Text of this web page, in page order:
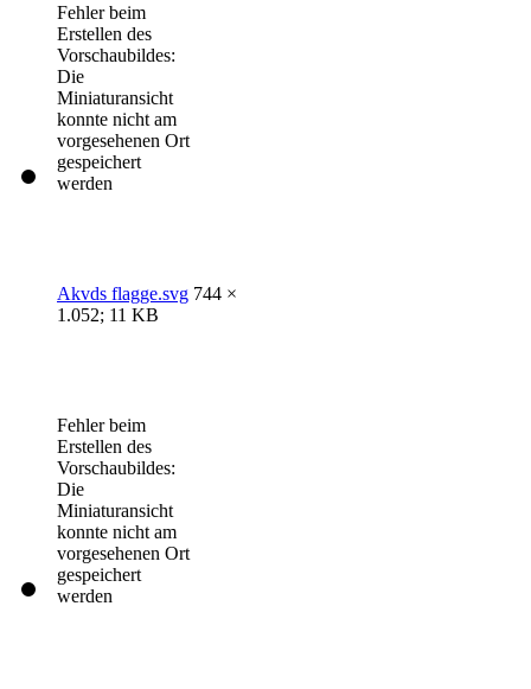
Fehler beim
Erstellen des
Vorschaubildes:
Die
Miniaturansicht
konnte nicht am
vorgesehenen Ort
gespeichert
werden
Akvds flagge.svg 744 ×
1.052; 11 KB
Fehler beim
Erstellen des
Vorschaubildes:
Die
Miniaturansicht
konnte nicht am
vorgesehenen Ort
gespeichert
werden